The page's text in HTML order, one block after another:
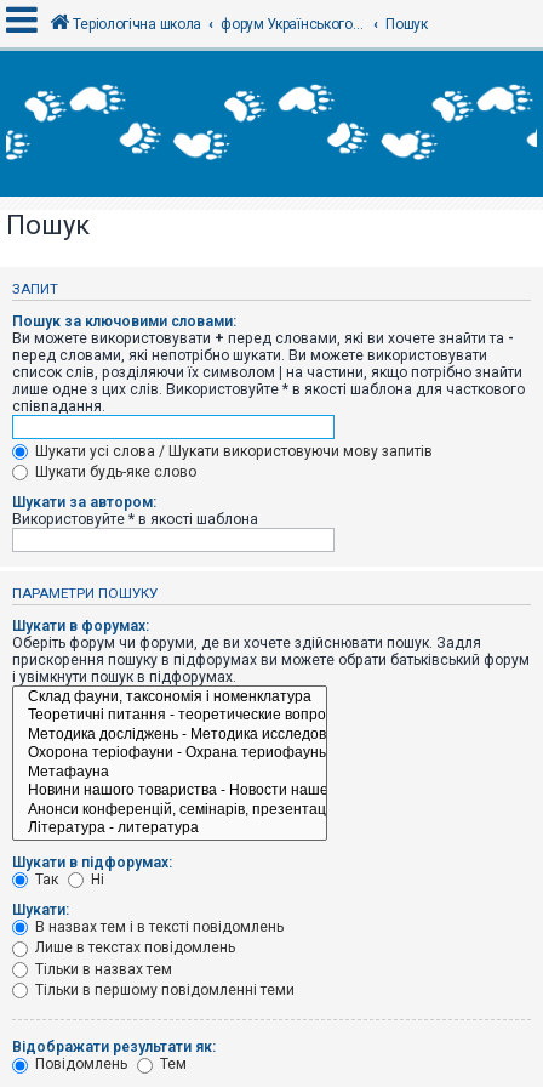
х
і
Р
с
р
а
ц
і
я
Т
е
м
и
б
і
п
о
в
і
д
в
н
т
е
м
и
о
ш
Теріологічна школа форум Українського теріологічного товариства Пошук
Пошук
ЗАПИТ
Пошук за ключовими словами:
Ви можете використовувати + перед словами, які ви хочете знайти та -
перед словами, які непотрібно шукати. Ви можете використовувати
список слів, розділяючи їх символом | на частини, якщо потрібно знайти
лише одне з цих слів. Використовуйте * в якості шаблона для часткового
співпадання.
Шукати усі слова / Шукати використовуючи мову запитів
Шукати будь-яке слово
Шукати за автором:
Використовуйте * в якості шаблона
ПАРАМЕТРИ ПОШУКУ
Шукати в форумах:
Оберіть форум чи форуми, де ви хочете здійснювати пошук. Задля
прискорення пошуку в підфорумах ви можете обрати батьківський форум
і увімкнути пошук в підфорумах.
Шукати в підфорумах:
Так
Ні
Шукати:
В назвах тем і в тексті повідомлень
Лише в текстах повідомлень
Тільки в назвах тем
Тільки в першому повідомленні теми
Відображати результати як:
Повідомлень
Тем